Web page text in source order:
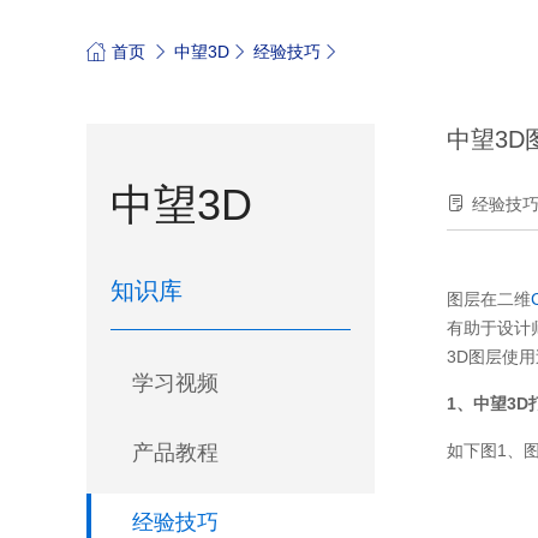
首页 中望3D 经验技巧
中望3D
知识库
学习视频
产品教程
经验技巧
中望3D
经验技巧
图层在二维
有助于设计
3D图层使
1、中望3D
如下图1、